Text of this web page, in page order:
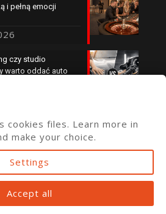
i pełną emocji
czy studio
warto oddać auto
ata.com.pl
cookies files. Learn more in
make your choice.
Settings
Accept all